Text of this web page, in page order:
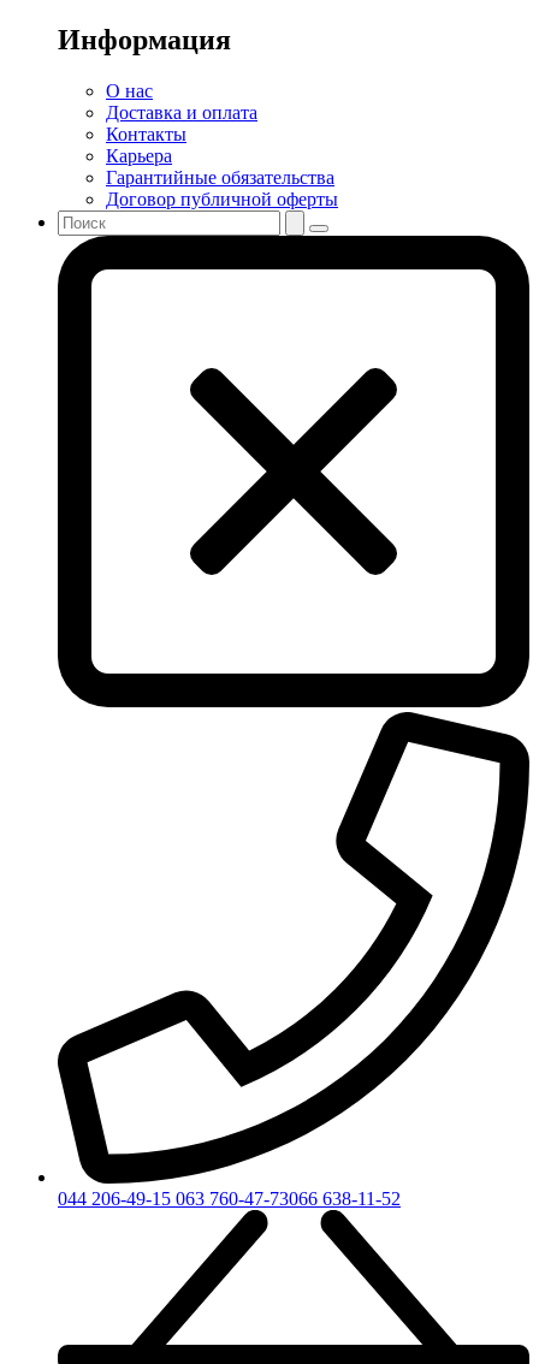
Информация
О нас
Доставка и оплата
Контакты
Карьера
Гарантийные обязательства
Договор публичной оферты
044 206-49-15 063 760-47-73066 638-11-52